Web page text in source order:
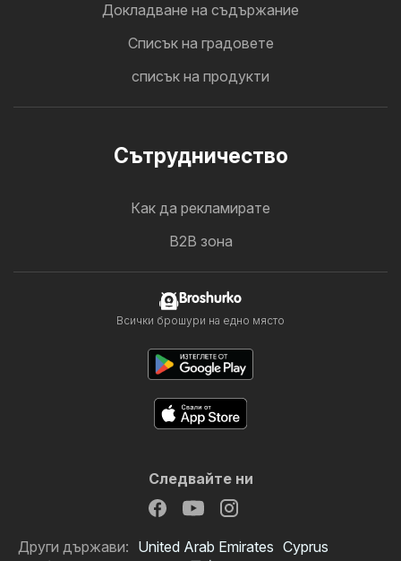
Докладване на съдържание
Cписък на градовете
списък на продукти
Cътрудничество
Как да рекламирате
B2B зона
Broshurko
Всички брошури на едно място
Следвайте ни
Други държави: United Arab Emirates Cyprus